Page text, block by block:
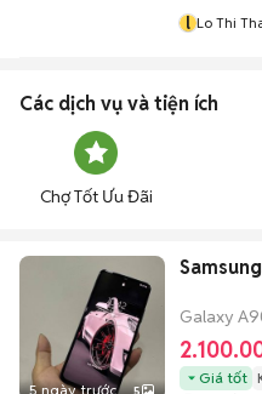
l Lo Thi
Các dịch vụ và tiện ích
Chợ Tốt Ưu Đãi
5 ngày trước 5
Galaxy
Giá tốt